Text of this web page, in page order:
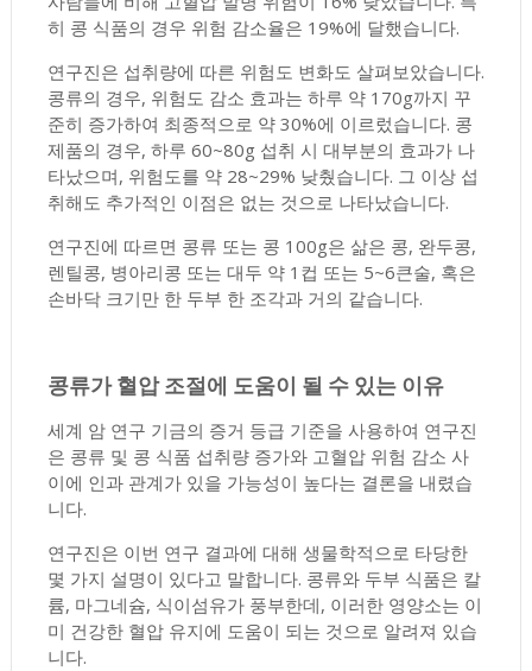
히 콩 식품의 경우 위험 감소율은 19%에 달했습니다.
연구진은 섭취량에 따른 위험도 변화도 살펴보았습니다.
콩류의 경우, 위험도 감소 효과는 하루 약 170g까지 꾸
준히 증가하여 최종적으로 약 30%에 이르렀습니다. 콩
제품의 경우, 하루 60~80g 섭취 시 대부분의 효과가 나
타났으며, 위험도를 약 28~29% 낮췄습니다. 그 이상 섭
취해도 추가적인 이점은 없는 것으로 나타났습니다.
연구진에 따르면 콩류 또는 콩 100g은 삶은 콩, 완두콩,
렌틸콩, 병아리콩 또는 대두 약 1컵 또는 5~6큰술, 혹은
손바닥 크기만 한 두부 한 조각과 거의 같습니다.
콩류가 혈압 조절에 도움이 될 수 있는 이유
세계 암 연구 기금의 증거 등급 기준을 사용하여 연구진
은 콩류 및 콩 식품 섭취량 증가와 고혈압 위험 감소 사
이에 인과 관계가 있을 가능성이 높다는 결론을 내렸습
니다.
연구진은 이번 연구 결과에 대해 생물학적으로 타당한
몇 가지 설명이 있다고 말합니다. 콩류와 두부 식품은 칼
륨, 마그네슘, 식이섬유가 풍부한데, 이러한 영양소는 이
미 건강한 혈압 유지에 도움이 되는 것으로 알려져 있습
니다.